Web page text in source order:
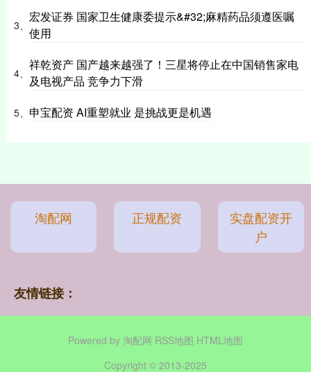
3、
宏发证券 国家卫生健康委提示&#32;麻精药品须遵医嘱
使用
4、
祥乾资产 国产越来越强了！三星将停止在中国销售家电
及电视产品 竞争力下滑
5、 申宝配资 AI重塑就业 是挑战更是机遇
淘配网 正规配资
实盘配资开
户
友情链接：
Powered by 淘配网 RSS地图 HTML地图
Copyright © 2013-2025